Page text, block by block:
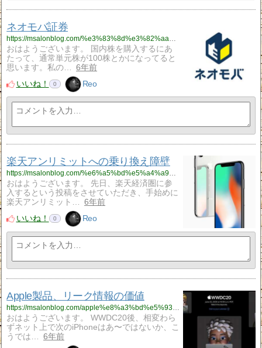
ネオモバ証券
おはようございます。 国内株を購入するにあ
たって、通常単元株が100株とかになってると
思います。私の…
6年前
いいね！
0 Reo
楽天アンリミットへの乗り換え障壁
https://msalonblog.com/%e6%a5%bd%e5%a4%a9%e3%82%a2%e3%83%b3%e3%83%aa%e3%83%9f%e3%83%83%e3%83%88%e3%81%b8%e3%81%ae%e4%b9%97%e3%82%8a%e6%8f%9b%e3%81%88%e9%9a%9c%e5%a3%81/915/
おはようございます。 先日、楽天経済圏に参
入するという投稿をさせていただき、手始めに
楽天アンリミット…
6年前
いいね！
0 Reo
Apple製品、リーク情報の価値
https://msalonblog.com/apple%e8%a3%bd%e5%93%81%e3%80%81%e3%83%aa%e3%83%bc%e3%82%af%e6%83%85%e5%a0%b1%e3%81%ae%e4%be%a1%e5%80%a4/900/
おはようございます。 WWDC20後、相変わら
ずネット上で次のiPhoneはあ〜ではないか、こ
うでは…
6年前